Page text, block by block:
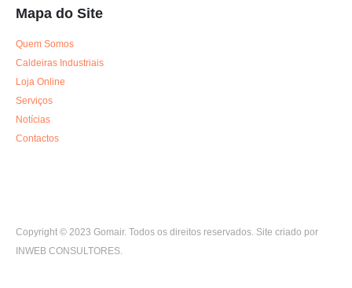
Mapa do Site
Quem Somos
Caldeiras Industriais
Loja Online
Serviços
Notícias
Contactos
Copyright © 2023 Gomair. Todos os direitos reservados. Site criado por
INWEB CONSULTORES.